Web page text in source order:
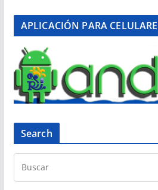
APLICACIÓN PARA
Search